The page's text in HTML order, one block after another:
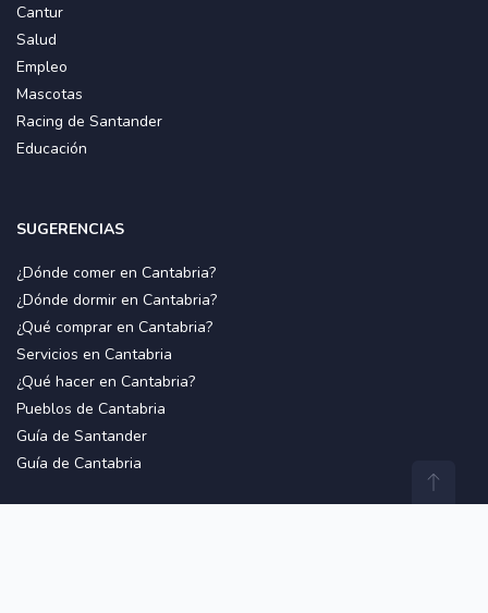
Cantur
Salud
Empleo
Mascotas
Racing de Santander
Educación
SUGERENCIAS
¿Dónde comer en Cantabria?
¿Dónde dormir en Cantabria?
¿Qué comprar en Cantabria?
Servicios en Cantabria
¿Qué hacer en Cantabria?
Pueblos de Cantabria
Guía de Santander
Guía de Cantabria